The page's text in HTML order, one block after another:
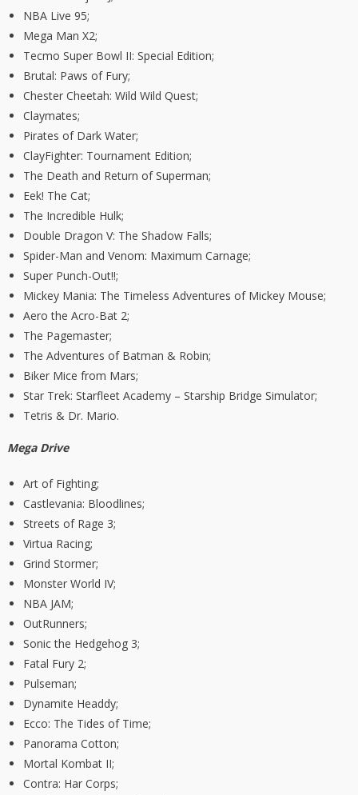
NBA Live 95;
Mega Man X2;
Tecmo Super Bowl II: Special Edition;
Brutal: Paws of Fury;
Chester Cheetah: Wild Wild Quest;
Claymates;
Pirates of Dark Water;
ClayFighter: Tournament Edition;
The Death and Return of Superman;
Eek! The Cat;
The Incredible Hulk;
Double Dragon V: The Shadow Falls;
Spider-Man and Venom: Maximum Carnage;
Super Punch-Out!!;
Mickey Mania: The Timeless Adventures of Mickey Mouse;
Aero the Acro-Bat 2;
The Pagemaster;
The Adventures of Batman & Robin;
Biker Mice from Mars;
Star Trek: Starfleet Academy – Starship Bridge Simulator;
Tetris & Dr. Mario.
Mega Drive
Art of Fighting;
Castlevania: Bloodlines;
Streets of Rage 3;
Virtua Racing;
Grind Stormer;
Monster World IV;
NBA JAM;
OutRunners;
Sonic the Hedgehog 3;
Fatal Fury 2;
Pulseman;
Dynamite Headdy;
Ecco: The Tides of Time;
Panorama Cotton;
Mortal Kombat II;
Contra: Har Corps;